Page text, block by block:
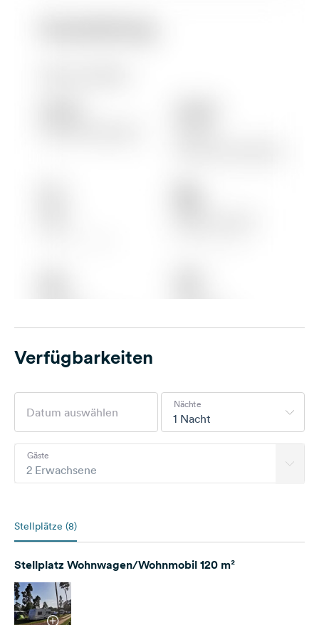
Verfügbarkeiten
1 Nacht
Nächte
2 Erwachsene
Gäste
Stellplätze (8)
Stellplatz Wohnwagen/Wohnmobil 120 m²